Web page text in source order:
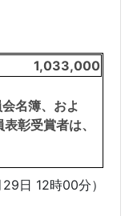
1,033,000
名簿、およ
彰受賞者は、
日 12時00分）